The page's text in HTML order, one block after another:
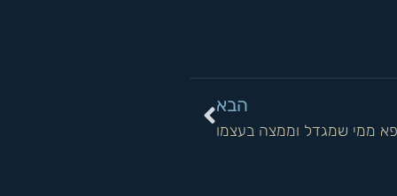
הבא
ממי שמגדל וממצה בעצמו